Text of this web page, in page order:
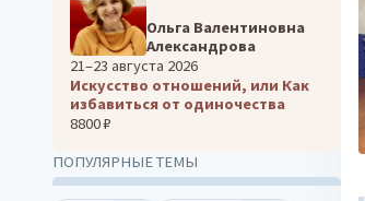
Ольга Валентиновна
Александрова
21–23 августа 2026
Искусство отношений, или Как
избавиться от одиночества
8800 ₽
ПОПУЛЯРНЫЕ ТЕМЫ